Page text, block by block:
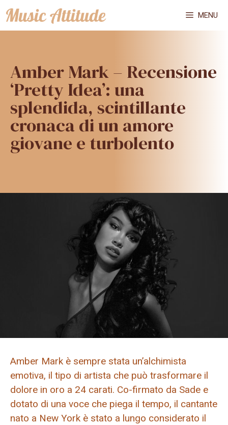
Vai
al
MENU
Amber Mark – Recensione
‘Pretty Idea’: una
splendida, scintillante
cronaca di un amore
giovane e turbolento
Amber Mark è sempre stata un’alchimista
emotiva, il tipo di artista che può trasformare il
dolore in oro a 24 carati. Co-firmato da Sade e
dotato di una voce che piega il tempo, il cantante
nato a New York è stato a lungo considerato il